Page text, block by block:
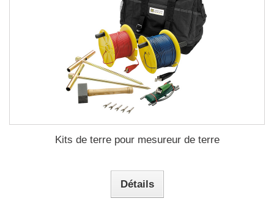
Kits de terre pour mesureur de terre
Détails